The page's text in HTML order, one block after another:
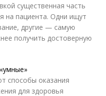
существенная часть
на пациента. Одни ищут
другие — самую
получить достоверную
способы оказания
для здоровья